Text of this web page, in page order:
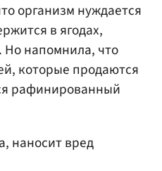
организм нуждается
в ягодах,
Но напомнила, что
которые продаются
рафинированный
наносит вред